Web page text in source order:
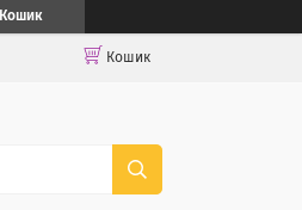
Кошик
Кошик